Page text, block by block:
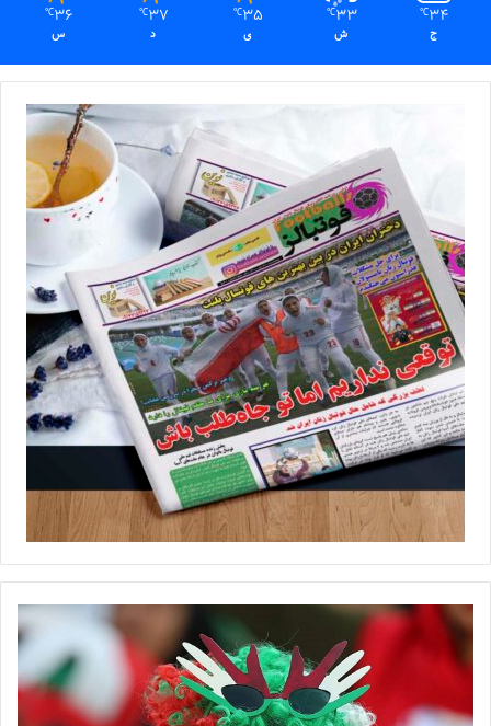
34
℃
ج
33
℃
ش
35
℃
ی
37
℃
د
36
℃
س